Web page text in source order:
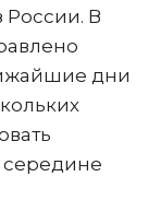
России. В
дни
середине